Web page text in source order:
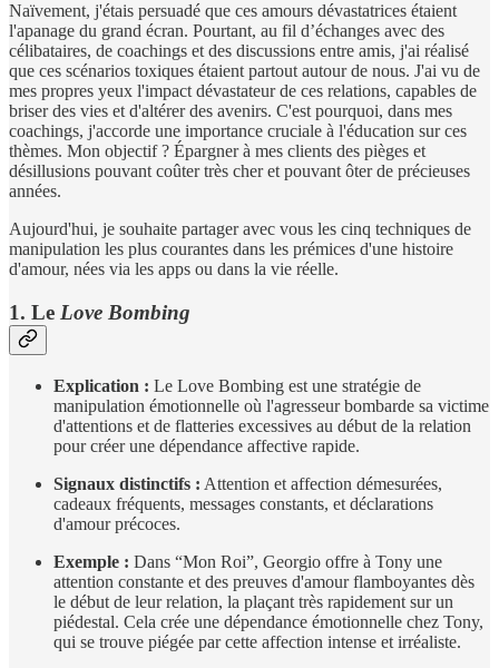
Naïvement, j'étais persuadé que ces amours dévastatrices étaient
l'apanage du grand écran. Pourtant, au fil d’échanges avec des
célibataires, de coachings et des discussions entre amis, j'ai réalisé
que ces scénarios toxiques étaient partout autour de nous. J'ai vu de
mes propres yeux l'impact dévastateur de ces relations, capables de
briser des vies et d'altérer des avenirs. C'est pourquoi, dans mes
coachings, j'accorde une importance cruciale à l'éducation sur ces
thèmes. Mon objectif ? Épargner à mes clients des pièges et
désillusions pouvant coûter très cher et pouvant ôter de précieuses
années.
Aujourd'hui, je souhaite partager avec vous les cinq techniques de
manipulation les plus courantes dans les prémices d'une histoire
d'amour, nées via les apps ou dans la vie réelle.
1. Le Love Bombing
Explication : Le Love Bombing est une stratégie de
manipulation émotionnelle où l'agresseur bombarde sa victime
d'attentions et de flatteries excessives au début de la relation
pour créer une dépendance affective rapide.
Signaux distinctifs : Attention et affection démesurées,
cadeaux fréquents, messages constants, et déclarations
d'amour précoces.
Exemple : Dans “Mon Roi”, Georgio offre à Tony une
attention constante et des preuves d'amour flamboyantes dès
le début de leur relation, la plaçant très rapidement sur un
piédestal. Cela crée une dépendance émotionnelle chez Tony,
qui se trouve piégée par cette affection intense et irréaliste.